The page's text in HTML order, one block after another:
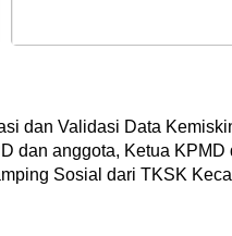
dan Validasi Data
dan anggota, Ketua KPMD
Sosial dari TKSK